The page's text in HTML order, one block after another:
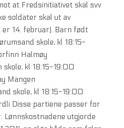
at Fredsinitiativet skal svv
soldater skal ut av
14. februar). Barn født
skole, kl 18:15-
Halmøy
kl 18:15-19:00
Mangen
skole, kl 18:15-19:00
Disse partiene passer for
Lønnskostnadene utgjorde